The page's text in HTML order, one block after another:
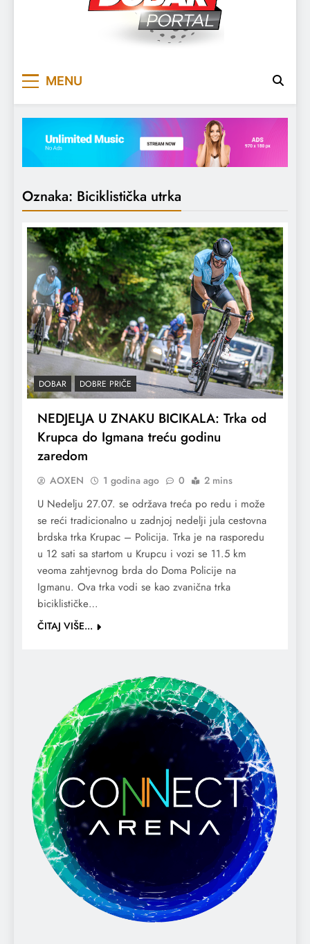
MENU
Oznaka: Biciklistička utrka
DOBAR DOBRE PRIČE
NEDJELJA U ZNAKU BICIKALA: Trka od
Krupca do Igmana treću godinu
zaredom
AOXEN 1 godina ago 0 2 mins
U Nedelju 27.07. se održava treća po redu i može
se reći tradicionalno u zadnjoj nedelji jula cestovna
brdska trka Krupac – Policija. Trka je na rasporedu
u 12 sati sa startom u Krupcu i vozi se 11.5 km
veoma zahtjevnog brda do Doma Policije na
Igmanu. Ova trka vodi se kao zvanična trka
biciklističke…
ČITAJ VIŠE...